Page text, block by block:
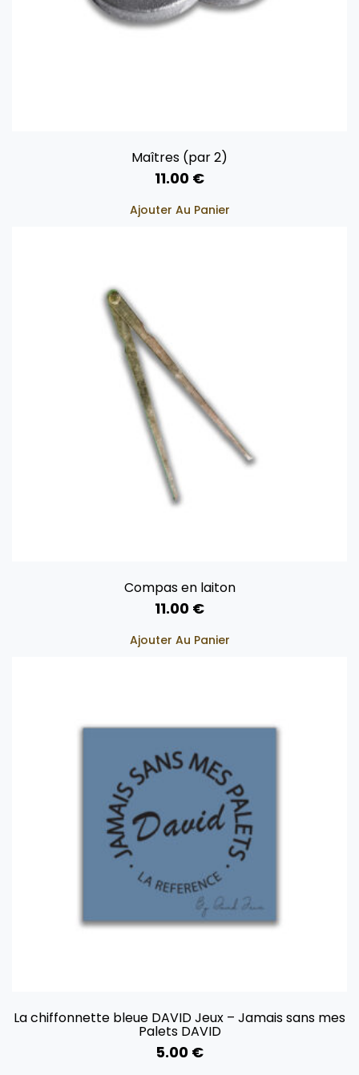
Maîtres (par 2)
11.00 €
Ajouter Au Panier
Compas en laiton
11.00 €
Ajouter Au Panier
La chiffonnette bleue DAVID Jeux – Jamais sans mes
Palets DAVID
5.00 €